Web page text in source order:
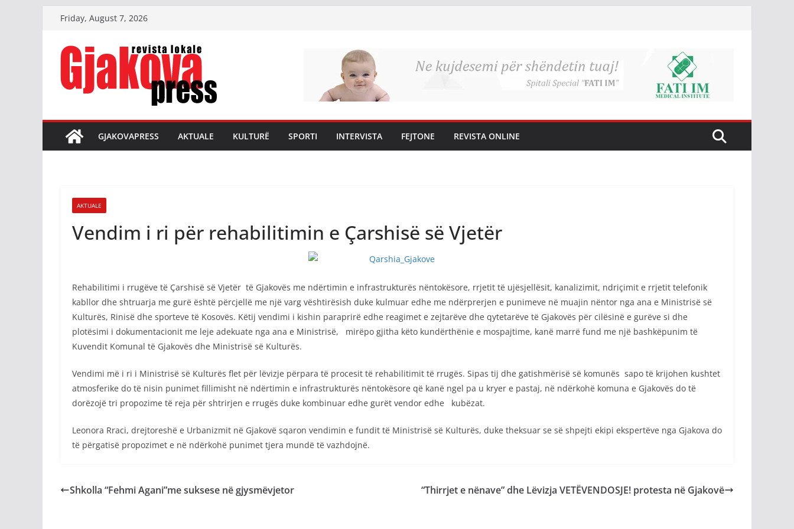
content
Friday, August 7, 2026
GJAKOVAPRESS AKTUALE KULTURË SPORTI INTERVISTA FEJTONE REVISTA ONLINE
AKTUALE
Vendim i ri për rehabilitimin e Çarshisë së Vjetër
Rehabilitimi i rrugëve të Çarshisë së Vjetër të Gjakovës me ndërtimin e infrastrukturës nëntokësore, rrjetit të ujësjellësit, kanalizimit, ndriçimit e rrjetit telefonik
kabllor dhe shtruarja me gurë është përcjellë me një varg vështirësish duke kulmuar edhe me ndërprerjen e punimeve në muajin nëntor nga ana e Ministrisë së
Kulturës, Rinisë dhe sporteve të Kosovës. Këtij vendimi i kishin paraprirë edhe reagimet e zejtarëve dhe qytetarëve të Gjakovës për cilësinë e gurëve si dhe
plotësimi i dokumentacionit me leje adekuate nga ana e Ministrisë, mirëpo gjitha këto kundërthënie e mospajtime, kanë marrë fund me një bashkëpunim të
Kuvendit Komunal të Gjakovës dhe Ministrisë së Kulturës.
Vendimi më i ri i Ministrisë së Kulturës flet për lëvizje përpara të procesit të rehabilitimit të rrugës. Sipas tij dhe gatishmërisë së komunës sapo të krijohen kushtet
atmosferike do të nisin punimet fillimisht në ndërtimin e infrastrukturës nëntokësore që kanë ngel pa u kryer e pastaj, në ndërkohë komuna e Gjakovës do të
dorëzojë tri propozime të reja për shtrirjen e rrugës duke kombinuar edhe gurët vendor edhe kubëzat.
Leonora Rraci, drejtoreshë e Urbanizmit në Gjakovë sqaron vendimin e fundit të Ministrisë së Kulturës, duke theksuar se së shpejti ekipi ekspertëve nga Gjakova do
të përgatisë propozimet e në ndërkohë punimet tjera mundë të vazhdojnë.
Shkolla “Fehmi Agani”me suksese në gjysmëvjetor “Thirrjet e nënave” dhe Lëvizja VETËVENDOSJE! protesta në Gjakovë